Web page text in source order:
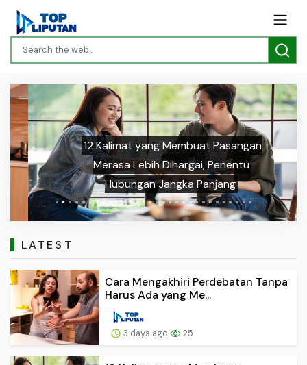
12 Kalimat yang Membuat Pasangan
Merasa Lebih Dihargai, Penentu
Hubungan Jangka Panjang
Previous
LATEST
Cara Mengakhiri Perdebatan Tanpa
Harus Ada yang Me...
3 days ago 25